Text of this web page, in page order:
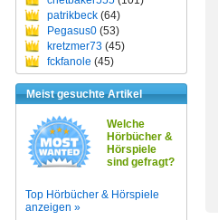
patrikbeck (64)
Pegasus0 (53)
kretzmer73 (45)
fckfanole (45)
Meist gesuchte Artikel
Welche
Hörbücher &
Hörspiele
sind gefragt?
Top Hörbücher & Hörspiele
anzeigen »